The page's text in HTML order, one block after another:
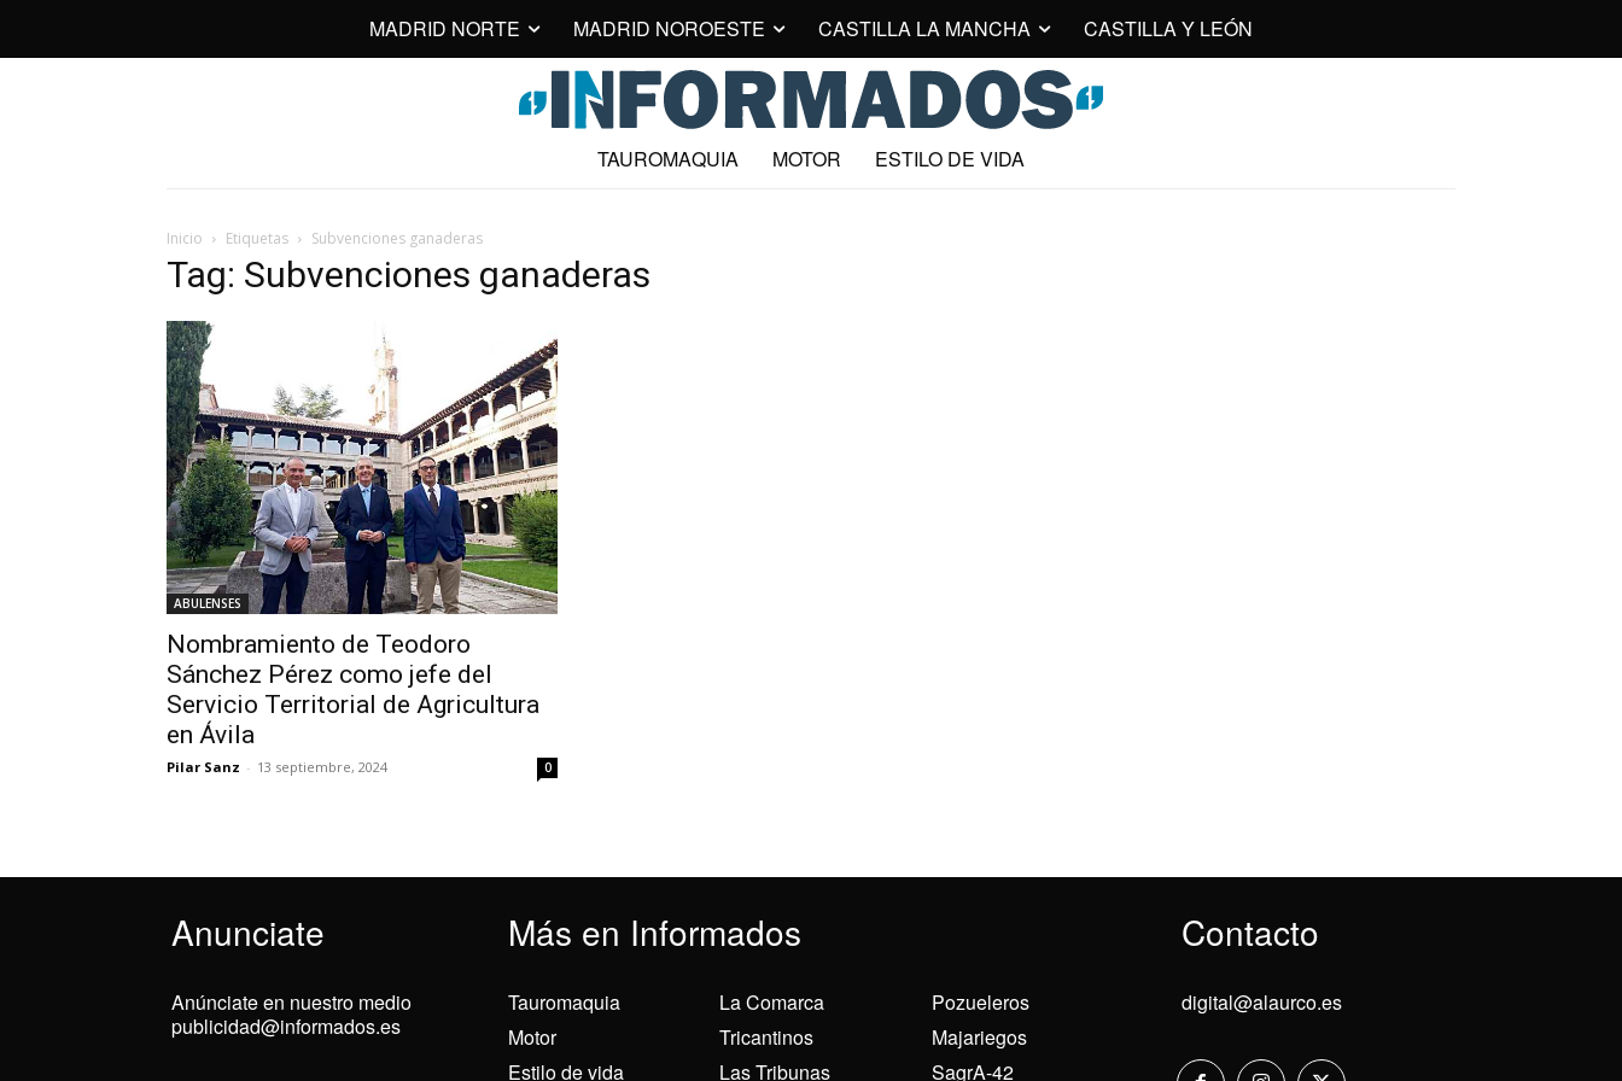
MADRID NORTE MADRID NOROESTE CASTILLA LA MANCHA CASTILLA Y LEÓN
TAUROMAQUIA MOTOR ESTILO DE VIDA
Inicio Etiquetas Subvenciones ganaderas
Tag: Subvenciones ganaderas
ABULENSES
Nombramiento de Teodoro
Sánchez Pérez como jefe del
Servicio Territorial de Agricultura
en Ávila
Pilar Sanz - 13 septiembre, 2024 0
Anunciate Más en Informados Contacto
Anúnciate en nuestro medio
publicidad@informados.es
Tauromaquia
Motor
Estilo de vida
La Comarca
Tricantinos
Las Tribunas
Pozueleros
Majariegos
SagrA-42
digital@alaurco.es